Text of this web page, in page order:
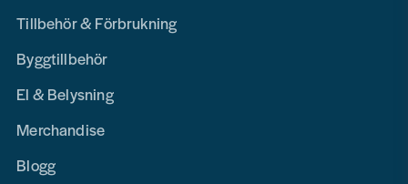
Tillbehör & Förbrukning
Byggtillbehör
El & Belysning
Merchandise
Blogg